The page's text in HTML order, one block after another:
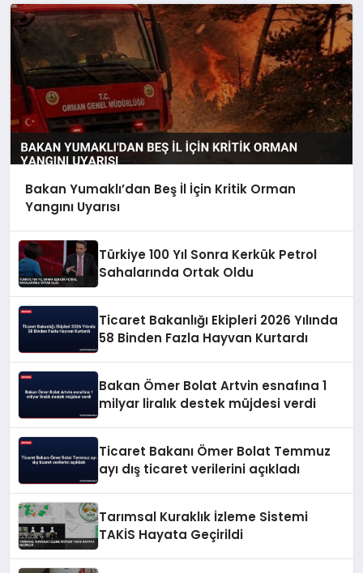
Bakan Yumaklı’dan Beş İl İçin Kritik Orman
Yangını Uyarısı
Türkiye 100 Yıl Sonra Kerkük Petrol
Sahalarında Ortak Oldu
Ticaret Bakanlığı Ekipleri 2026 Yılında
58 Binden Fazla Hayvan Kurtardı
Bakan Ömer Bolat Artvin esnafına 1
milyar liralık destek müjdesi verdi
Ticaret Bakanı Ömer Bolat Temmuz
ayı dış ticaret verilerini açıkladı
Tarımsal Kuraklık İzleme Sistemi
TAKİS Hayata Geçirildi